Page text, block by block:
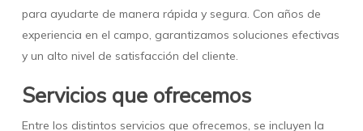
para ayudarte de manera rápida y segura. Con años de
experiencia en el campo, garantizamos soluciones efectivas
y un alto nivel de satisfacción del cliente.
Servicios que ofrecemos
Entre los distintos servicios que ofrecemos, se incluyen la